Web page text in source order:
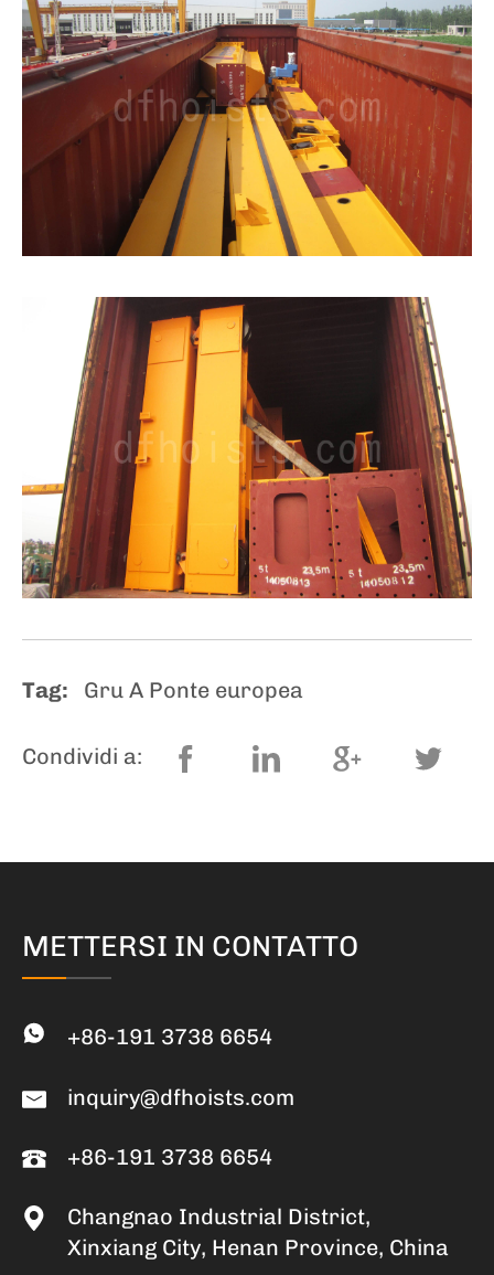
Tag: Gru A Ponte europea
Condividi a:
METTERSI IN CONTATTO
+86-191 3738 6654
inquiry@dfhoists.com
+86-191 3738 6654
Changnao Industrial District,
Xinxiang City, Henan Province, China